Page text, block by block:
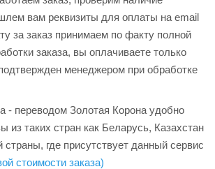
вам реквизиты для оплаты на email
за заказ принимаем по факту полной
заказа, вы оплачиваете только
менеджером при обработке
- переводом Золотая Корона удобно
из таких стран как Беларусь, Казахстан
страны, где присутствует данный сервис
стоимости заказа)